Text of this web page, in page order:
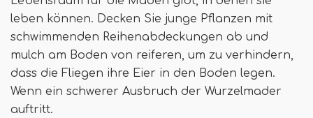
leben können. Decken Sie junge Pflanzen mit
schwimmenden Reihenabdeckungen ab und
mulch am Boden von reiferen, um zu verhindern,
dass die Fliegen ihre Eier in den Boden legen.
Wenn ein schwerer Ausbruch der Wurzelmader
auftritt.